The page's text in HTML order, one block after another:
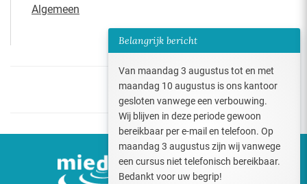
Algemeen
1
Belangrijk bericht
Van maandag 3 augustus tot en met
maandag 10 augustus is ons kantoor
gesloten vanwege een verbouwing.
Wij blijven in deze periode gewoon
bereikbaar per e-mail en telefoon. Op
maandag 3 augustus zijn wij vanwege
een cursus niet telefonisch bereikbaar.
Bedankt voor uw begrip!